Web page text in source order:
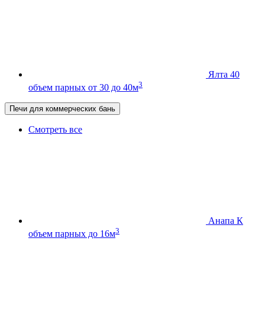
Ялта 40
объем парных от 30 до 40м3
Печи для коммерческих бань
Смотреть все
Анапа К
объем парных до 16м3